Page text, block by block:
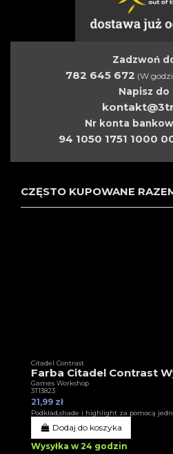
Zadzwoń
782 645 672 (W
Napisz do
Nr konta
94 1050 1751 1000
CZĘSTO KUPOWANE
Citadel Contrast
Farba Citadel Contrast
Games Workshop
3T13823
21,99 zł
Podkład,shade i highlight za pomocą
Dodaj do koszyka
Wysyłka w 24 godzin